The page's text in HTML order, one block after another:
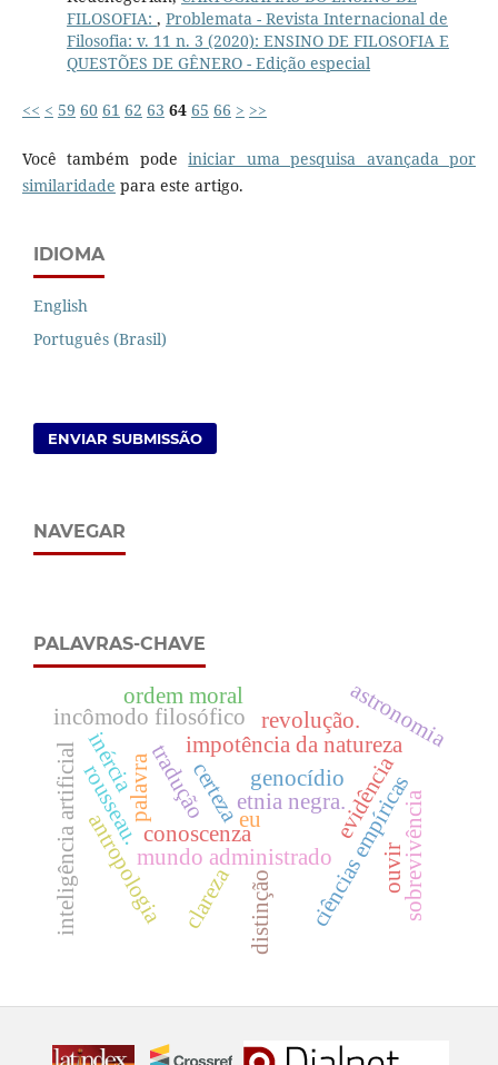
FILOSOFIA: , Problemata - Revista Internacional de
Filosofia: v. 11 n. 3 (2020): ENSINO DE FILOSOFIA E
QUESTÕES DE GÊNERO - Edição especial
<< < 59 60 61 62 63 64 65 66 > >>
Você também podeiniciar uma pesquisa avançada por
similaridade para este artigo.
IDIOMA
English
Português (Brasil)
ENVIAR SUBMISSÃO
NAVEGAR
PALAVRAS-CHAVE
conoscenza
etnia negra.evidência
impotência da natureza
ciências empíricas
mundo administrado sobrevivência
genocídio
antropologia
tradução
distinção
incômodo filosófico
palavra
revolução.astronomia
rousseau.
ordem moral
clareza
certeza
inércia
inteligência artificial ouvir
eu